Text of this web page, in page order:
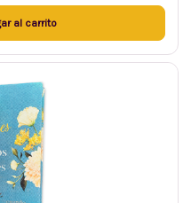
al carrito